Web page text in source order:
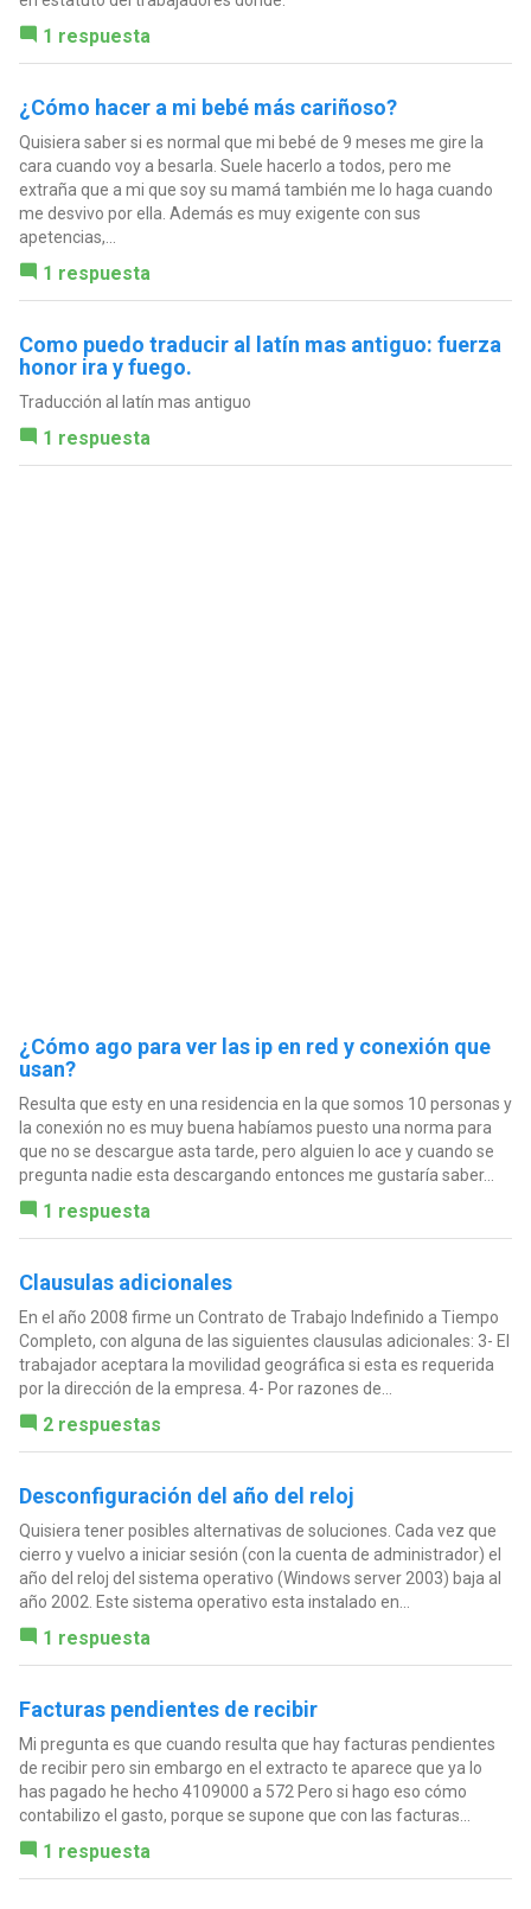
1 respuesta
¿Cómo hacer a mi bebé más cariñoso?
Quisiera saber si es normal que mi bebé de 9 meses me gire la
cara cuando voy a besarla. Suele hacerlo a todos, pero me
extraña que a mi que soy su mamá también me lo haga cuando
me desvivo por ella. Además es muy exigente con sus
apetencias,...
1 respuesta
Como puedo traducir al latín mas antiguo: fuerza
honor ira y fuego.
Traducción al latín mas antiguo
1 respuesta
¿Cómo ago para ver las ip en red y conexión que
usan?
Resulta que esty en una residencia en la que somos 10 personas y
la conexión no es muy buena habíamos puesto una norma para
que no se descargue asta tarde, pero alguien lo ace y cuando se
pregunta nadie esta descargando entonces me gustaría saber...
1 respuesta
Clausulas adicionales
En el año 2008 firme un Contrato de Trabajo Indefinido a Tiempo
Completo, con alguna de las siguientes clausulas adicionales: 3- El
trabajador aceptara la movilidad geográfica si esta es requerida
por la dirección de la empresa. 4- Por razones de...
2 respuestas
Desconfiguración del año del reloj
Quisiera tener posibles alternativas de soluciones. Cada vez que
cierro y vuelvo a iniciar sesión (con la cuenta de administrador) el
año del reloj del sistema operativo (Windows server 2003) baja al
año 2002. Este sistema operativo esta instalado en...
1 respuesta
Facturas pendientes de recibir
Mi pregunta es que cuando resulta que hay facturas pendientes
de recibir pero sin embargo en el extracto te aparece que ya lo
has pagado he hecho 4109000 a 572 Pero si hago eso cómo
contabilizo el gasto, porque se supone que con las facturas...
1 respuesta